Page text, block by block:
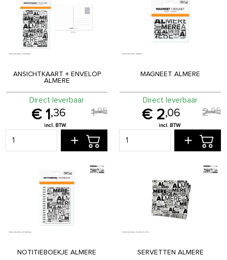
ANSICHTKAART + ENVELOP
ALMERE
1 ,36 1,95
Direct leverbaar
MAGNEET ALMERE
2,06 2,95
Direct leverbaar
NOTITIEBOEKJE ALMERE SERVETTEN ALMERE